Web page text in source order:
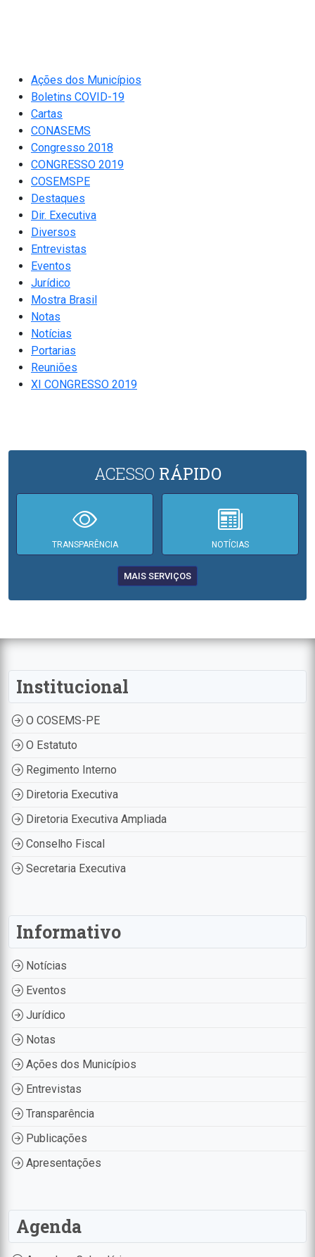
Ações dos Municípios
Boletins COVID-19
Cartas
CONASEMS
Congresso 2018
CONGRESSO 2019
COSEMSPE
Destaques
Dir. Executiva
Diversos
Entrevistas
Eventos
Jurídico
Mostra Brasil
Notas
Notícias
Portarias
Reuniões
XI CONGRESSO 2019
ACESSO RÁPIDO
TRANSPARÊNCIA NOTÍCIAS
MAIS SERVIÇOS
Institucional
O COSEMS-PE
O Estatuto
Regimento Interno
Diretoria Executiva
Diretoria Executiva Ampliada
Conselho Fiscal
Secretaria Executiva
Informativo
Notícias
Eventos
Jurídico
Notas
Ações dos Municípios
Entrevistas
Transparência
Publicações
Apresentações
Agenda